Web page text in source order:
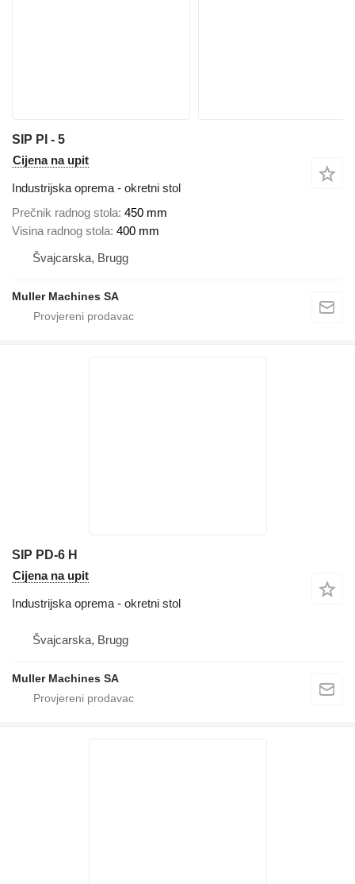
SIP PI - 5
Cijena na upit
Industrijska oprema - okretni stol
Prečnik radnog stola 450 mm
Visina radnog stola 400 mm
Švајcarska, Brugg
Muller Machines SA
SIP PD-6 H
Cijena na upit
Industrijska oprema - okretni stol
Švајcarska, Brugg
Muller Machines SA